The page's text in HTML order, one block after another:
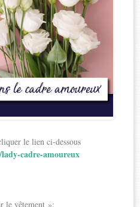
le lien ci-dessous
cadre-amoureux
le vêtement »: